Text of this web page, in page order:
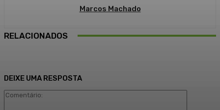
Marcos Machado
RELACIONADOS
DEIXE UMA RESPOSTA